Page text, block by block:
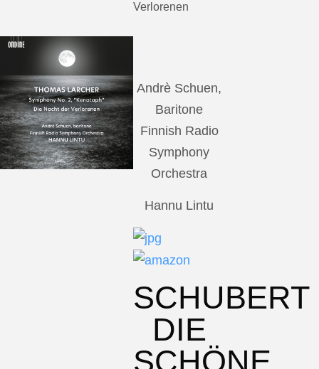
Verlorenen
Andrè Schuen,
Baritone
Finnish Radio
Symphony
Orchestra
Hannu Lintu
SCHUBERT
DIE
SCHÖNE